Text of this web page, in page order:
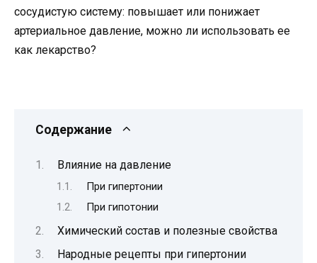
сосудистую систему: повышает или понижает
артериальное давление, можно ли использовать ее
как лекарство?
Содержание
Влияние на давление
При гипертонии
При гипотонии
Химический состав и полезные свойства
Народные рецепты при гипертонии